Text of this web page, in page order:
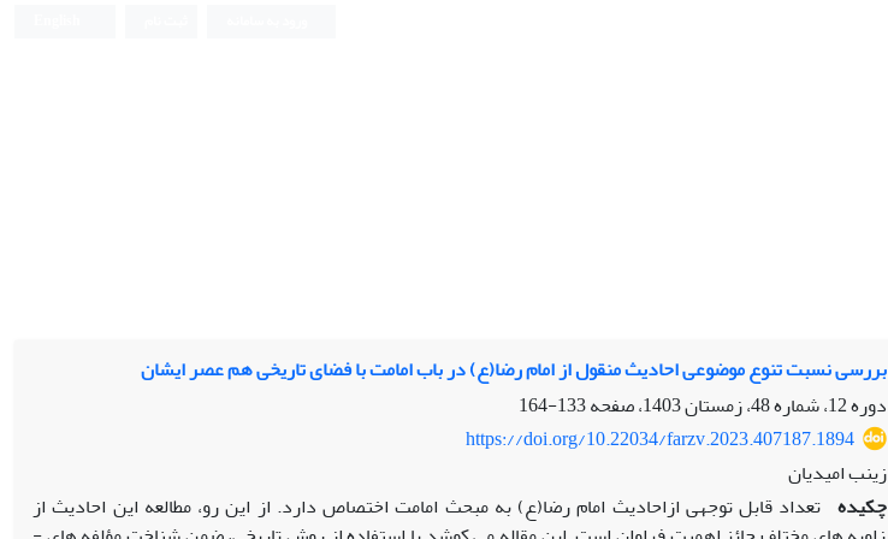
بررسی نسبت تنوع موضوعی احادیث منقول از امام رضا(ع) در باب امامت با فضای تاریخی هم عصر ایشان
دوره 12، شماره 48، زمستان 1403، صفحه
133-164
https://doi.org/10.22034/farzv.2023.407187.1894
زینب امیدیان
چکیده تعداد قابل ­توجهی ازاحادیث امام ­­رضا(ع) به ­مبحث امامت اختصاص دارد. از این­ رو، مطالعه این احادیث از